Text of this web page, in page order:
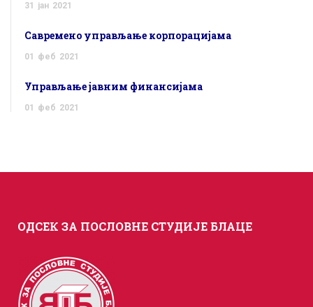
31 јан 2021
Савремено управљање корпорацијама
01 феб 2021
Управљање јавним финансијама
01 феб 2021
ОДСЕК ЗА ПОСЛОВНЕ СТУДИЈЕ БЛАЦЕ